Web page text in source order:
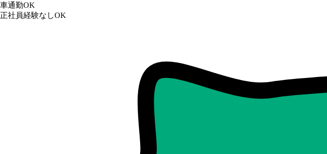
車通勤OK
正社員経験なしOK